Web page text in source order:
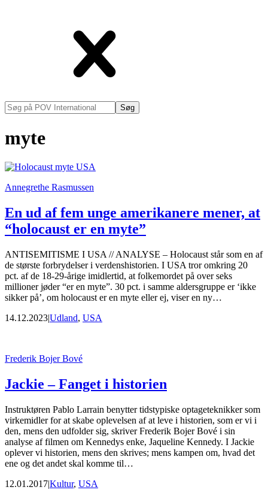
Søg
på
International
myte
Annegrethe Rasmussen
En ud af fem unge amerikanere mener, at
“holocaust er en myte”
ANTISEMITISME I USA // ANALYSE – Holocaust står som en af
de største forbrydelser i verdenshistorien. I USA tror omkring 20
pct. af de 18-29-årige imidlertid, at folkemordet på over seks
millioner jøder “er en myte”. 30 pct. i samme aldersgruppe er ‘ikke
sikker på’, om holocaust er en myte eller ej, viser en ny…
14.12.2023|Udland, USA
Frederik Bojer Bové
Jackie – Fanget i historien
Instruktøren Pablo Larrain benytter tidstypiske optageteknikker som
virkemidler for at skabe oplevelsen af at leve i historien, som er vi i
den, mens den udfolder sig, skriver Frederik Bojer Bové i sin
analyse af filmen om Kennedys enke, Jaqueline Kennedy. I Jackie
oplever vi historien, mens den skrives; mens kampen om, hvad det
ene og det andet skal komme til…
12.01.2017|Kultur, USA